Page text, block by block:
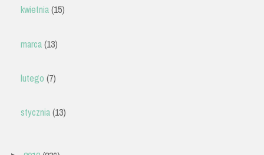
kwietnia(15)
marca(13)
lutego (7)
stycznia(13)